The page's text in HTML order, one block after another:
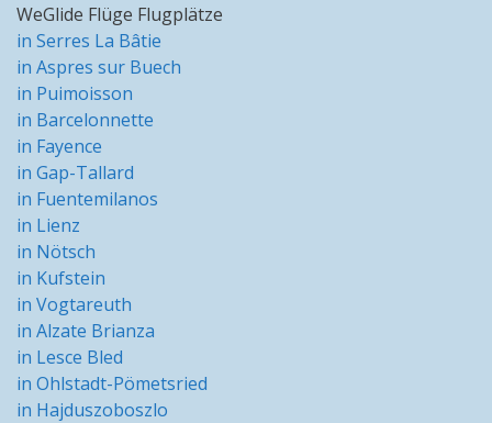
WeGlide Flüge Flugplätze
in Serres La Bâtie
in Aspres sur Buech
in Puimoisson
in Barcelonnette
in Fayence
in Gap-Tallard
in Fuentemilanos
in Lienz
in Nötsch
in Kufstein
in Vogtareuth
in Alzate Brianza
in Lesce Bled
in Ohlstadt-Pömetsried
in Hajduszoboszlo